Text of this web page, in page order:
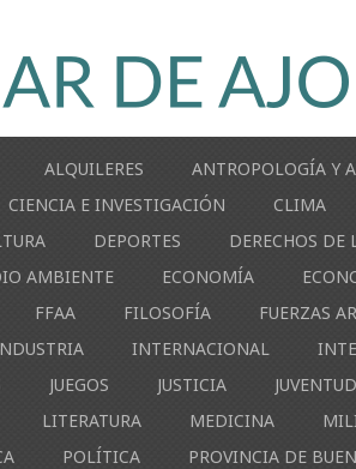
ALQUILERES
ANTROPOLOGÍA Y
CIENCIA E INVESTIGACIÓN CLIMA
DEPORTES DERECHOS DE
AMBIENTE ECONOMÍA
FFAA FILOSOFÍA FUERZAS
INTERNACIONAL
JUEGOS JUSTICIA JUVENTUD
LITERATURA MEDICINA
POLÍTICA PROVINCIA DE